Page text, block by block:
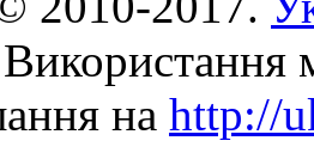
на http://